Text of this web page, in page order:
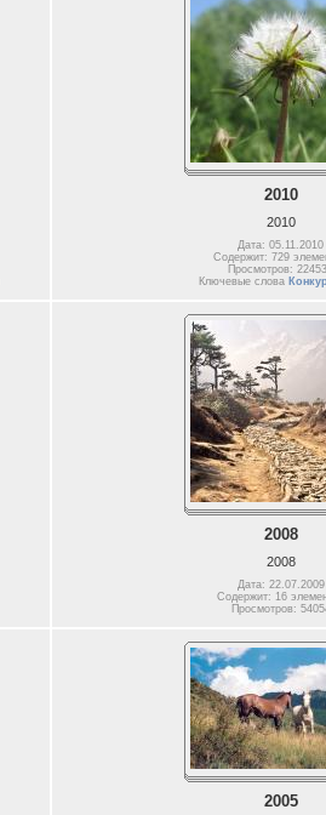
2010
2010
Дата: 05.11.2010
Содержит: 729
Просмотров:
Ключевые слова
2008
2008
Дата: 22.07.2009
Содержит: 16
Просмотров:
2005